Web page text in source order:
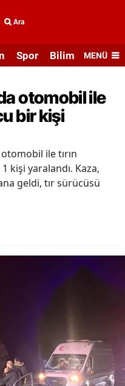
Ara
Spor Bilim veMENÜ
otomobil ile
bir kişi
ile tırın
kişi yaralandı. Kaza,
geldi, tır sürücüsü